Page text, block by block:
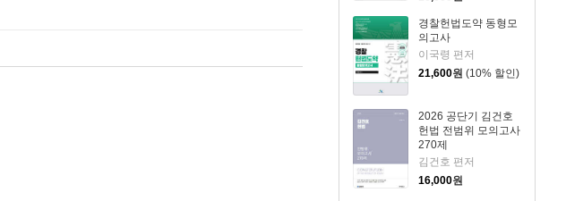
경찰헌법도약 동형모
의고사
이국령 편저
21,600원 (10% 할인)
2026 공단기 김건호
헌법 전범위 모의고사
270제
김건호 편저
16,000원